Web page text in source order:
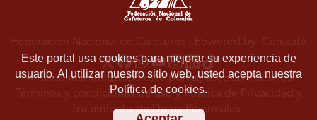
Este portal usa cookies para mejorar su experiencia de
usuario. Al utilizar nuestro sitio web, usted acepta nuestra
Política de cookies.
Federación Nacional de Cafeteros | Powered by: Cenicafé
Al continuar utilizando este portal, aceptas nuestros
Términos y condiciones de usoyPolítica de Privacidad y
Tratamiento de Datos Personales